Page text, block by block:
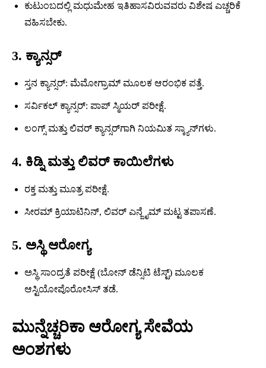
ಕುಟುಂಬದಲ್ಲಿ ಮಧುಮೇಹ ಇತಿಹಾಸವಿರುವವರು ವಿಶೇಷ ಎಚ್ಚರಿಕೆ
ವಹಿಸಬೇಕು.
3. ಕ್ಯಾನ್ಸರ್
ಸ್ತನ ಕ್ಯಾನ್ಸರ್: ಮೆಮೋಗ್ರಾಮ್ ಮೂಲಕ ಆರಂಭಿಕ ಪತ್ತೆ.
ಸರ್ವಿಕಲ್ ಕ್ಯಾನ್ಸರ್: ಪಾಪ್ ಸ್ಮಿಯರ್ ಪರೀಕ್ಷೆ.
ಲಂಗ್ಸ್ ಮತ್ತು ಲಿವರ್ ಕ್ಯಾನ್ಸರ್‌ಗಾಗಿ ನಿಯಮಿತ ಸ್ಕ್ಯಾನ್‌ಗಳು.
4. ಕಿಡ್ನಿ ಮತ್ತು ಲಿವರ್ ಕಾಯಿಲೆಗಳು
ರಕ್ತ ಮತ್ತು ಮೂತ್ರ ಪರೀಕ್ಷೆ.
ಸೀರಮ್ ಕ್ರಿಯಾಟಿನಿನ್, ಲಿವರ್ ಎನ್ಜೈಮ್ ಮಟ್ಟ ತಪಾಸಣೆ.
5. ಅಸ್ಥಿ ಆರೋಗ್ಯ
ಅಸ್ಥಿ ಸಾಂದ್ರತೆ ಪರೀಕ್ಷೆ (ಬೋನ್ ಡೆನ್ಸಿಟಿ ಟೆಸ್ಟ್) ಮೂಲಕ
ಆಸ್ಟಿಯೋಪೊರೋಸಿಸ್ ತಡೆ.
ಮುನ್ನೆಚ್ಚರಿಕಾ ಆರೋಗ್ಯ ಸೇವೆಯ
ಅಂಶಗಳು